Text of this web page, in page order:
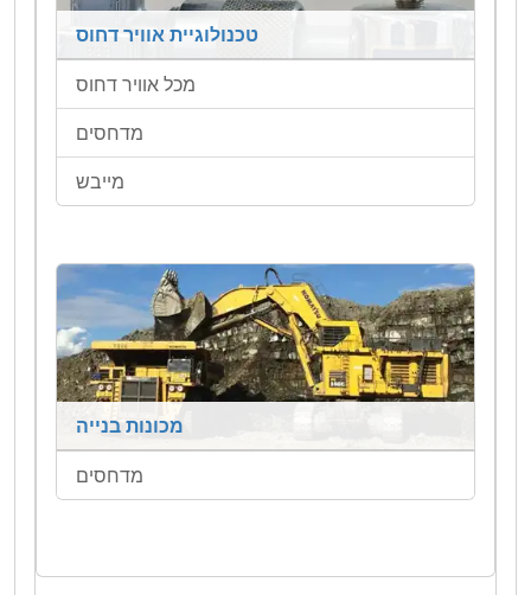
טכנולוגיית אוויר דחוס
מכל אוויר דחוס
מדחסים
מייבש
מכונות בנייה
מדחסים